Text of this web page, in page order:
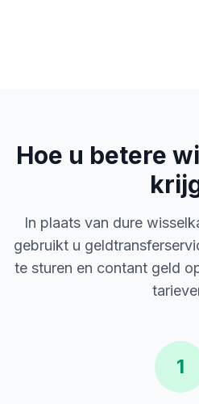
Hoe u betere
In plaats van dure
gebruikt u
te sturen en contant geld
1